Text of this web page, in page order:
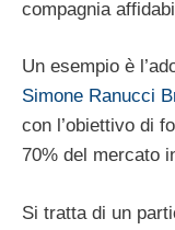
compagnia
Un esempio è
Simone Ranucci
con l’obiettivo di
70% del mercato
Si tratta di un